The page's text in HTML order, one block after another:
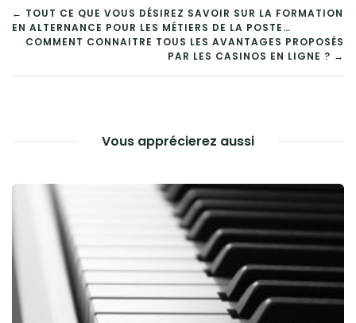
NAVIGATION
DE
L’ARTICLE
← TOUT CE QUE VOUS DÉSIREZ SAVOIR SUR LA FORMATION
EN ALTERNANCE POUR LES MÉTIERS DE LA POSTE…
COMMENT CONNAITRE TOUS LES AVANTAGES PROPOSÉS
PAR LES CASINOS EN LIGNE ? →
Vous apprécierez aussi